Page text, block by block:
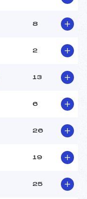
U10
8
2
13
6
26
19
25